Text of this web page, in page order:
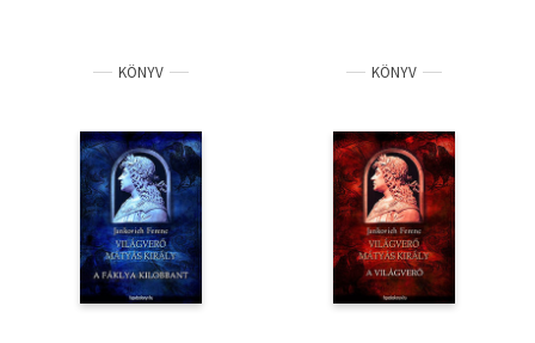
KÖNYV KÖNYV